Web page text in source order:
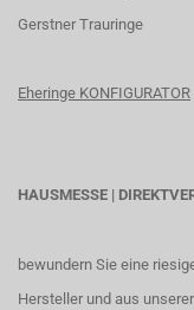
Gerstner Trauringe
Eheringe KONFIGURATOR
HAUSMESSE |
bewundern Sie eine
Hersteller und aus